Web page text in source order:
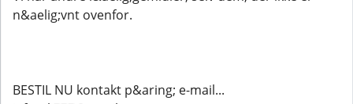
n&aelig;vnt ovenfor.
BESTIL NU kontakt p&aring; e-mail...